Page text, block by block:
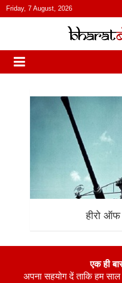
content
Friday, 7 August, 2026
भारत
हिंदी में समाचार, विचार, ऑडियो, वीडियो और
India: News, Views, Info, Trends &
और पॉडकास्ट
हीरो ऑफ
एक ही
अपना सहयोग दें ताकि हम